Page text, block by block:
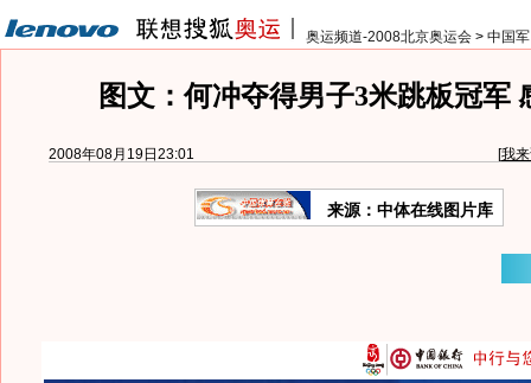
奥运频道-2008北京奥运会 > 中国
图文：何冲夺得男子3米跳板冠军
2008年08月19日23:01 [我
来源：中体在线图片库